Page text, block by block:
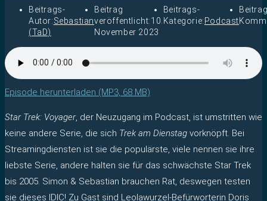
Beitrags-
Autor:Sebastian
(TaD)
Beitrag
veröffentlicht:10.
November 2023
Beitrags-
Kategorie: Podcast
Episode herunterladen (MP3, 68 MB)
Star Trek: Voyager, der Neuzugang im Podcast, ist umstritten wie
keine andere Serie, die sich Trek am Dienstag vorknöpft. Bei
Streamingdiensten ist sie die populärste, viele nennen sie ihre
liebste Serie, andere halten sie für das schwächste Star Trek
bis 2005. Simon & Sebastian brauchen Rat, deswegen testen
sie dieses IDIC! Zu Gast sind Leolawurzel-Befürworterin Doris